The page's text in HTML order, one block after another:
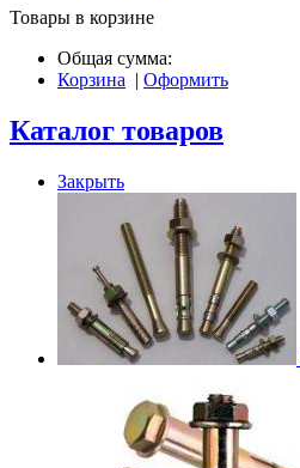
Товары в корзине
Общая сумма:
Корзина | Оформить
Каталог товаров
Закрыть